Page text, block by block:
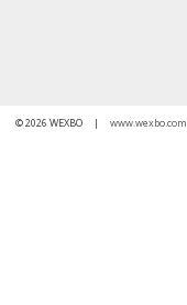
© 2026 WEXBO | www.wexbo.com